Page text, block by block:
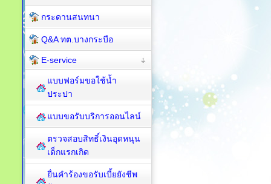
กระดานสนทนา
Q&A ทต.บางกระบือ
E-service
แบบฟอร์มขอใช้น้ำ
ประปา
แบบขอรับบริการออนไลน์
ตรวจสอบสิทธิ์เงินอุดหนุน
เด็กแรกเกิด
ยื่นคำร้องขอรับเบี้ยยังชีพ